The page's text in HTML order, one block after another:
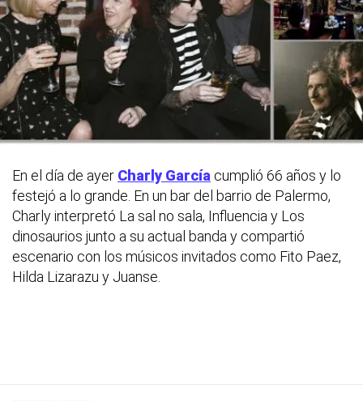
En el día de ayer Charly García cumplió 66 años y lo
festejó a lo grande. En un bar del barrio de Palermo,
Charly interpretó La sal no sala, Influencia y Los
dinosaurios junto a su actual banda y compartió
escenario con los músicos invitados como Fito Paez,
Hilda Lizarazu y Juanse.